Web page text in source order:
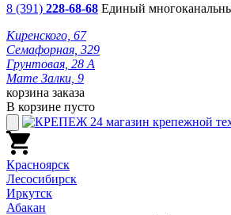
8 (391) 228-68-68 Единый
Киренского, 67
Семафорная, 329
Грунтовая, 28 А
Мате Залки, 9
корзина заказа
В корзине пусто
Красноярск
Лесосибирск
Иркутск
Абакан